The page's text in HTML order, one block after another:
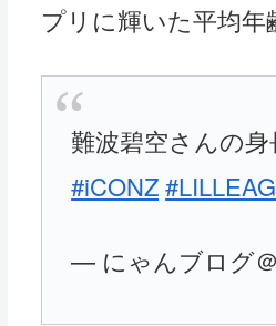
プリに輝いた平均年
難波碧空さんの
#iCONZ
— にゃんブログ